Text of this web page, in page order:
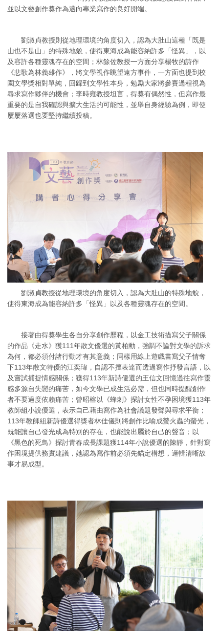
並以文藝創作獎作為邁向專業寫作的良好開端。
劉淑貞教授則從地理環境的角度切入，認為大肚山這種「既是
山也不是山」的特殊地貌，使得東海成為能容納許多「怪異」，以
及容許各種靈魂存在的空間；林餘佐教授一方面分享楊牧的詩作
《悲歌為林義雄作》，將文學視作眺望遠方事件，一方面也提到校
園文學獎相對單純，回歸到文學性本身，勉勵大家將參賽過程視為
尋求寫作夥伴的機會；李時雍教授坦言，得獎有偶然性，但寫作最
重要的是自我確認與擴大生活的可能性，並舉自身經驗為例，即使
屢屢落選也要堅持繼續投稿。
劉淑貞教授從地理環境的角度切入，認為大肚山的特殊地貌，
使得東海成為能容納許多「怪異」以及各種靈魂存在的空間。
接著由得獎學生各自分享創作歷程，以金工技術描寫父子關係
的作品《走水》獲111年散文優選的黃柏勳，強調不論對文學的訴求
為何，都必須付諸行動才有其意義；同樣用線上遊戲書寫父子情奪
下113年散文特優的江奕瑋，自認不擅表達而透過寫作抒發言語，以
及嘗試捕捉情感關係；獲得113年新詩優選的王信文回憶過往寫作靈
感多源自失戀的痛苦，如今文學已成生活必需，但也同時提醒創作
者不要過度依賴痛苦；曾昭榕以《蜂刺》探討女性不孕困境獲113年
教師組小說優選，表示自己藉由寫作為社會議題發聲與尋求平衡；
113年教師組新詩優選得獎者林佳儀則將創作比喻成螢火蟲的螢光，
既能讓自己發光成為特別的存在，也能說出屬於自己的聲音；以
《黑色的死鳥》探討青春成長課題獲114年小說優選的陳靜，針對寫
作困境提供務實建議，她認為寫作前必須先錨定構想，邏輯清晰故
事才易成型。